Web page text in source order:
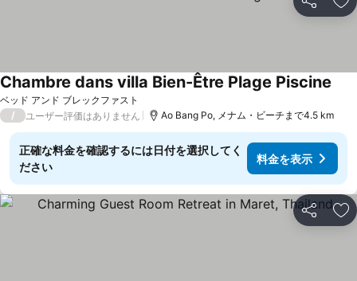
シェア お
ベッド アンド ブレックファスト
Chambre dans villa Bien-Être Plage Piscine
/ ユーザー評価はありません Ao Bang Po, メナム・ビーチまで4.5 km
正確な料金を確認するには日付を選択してく
ださい
料金を表示
シェア お